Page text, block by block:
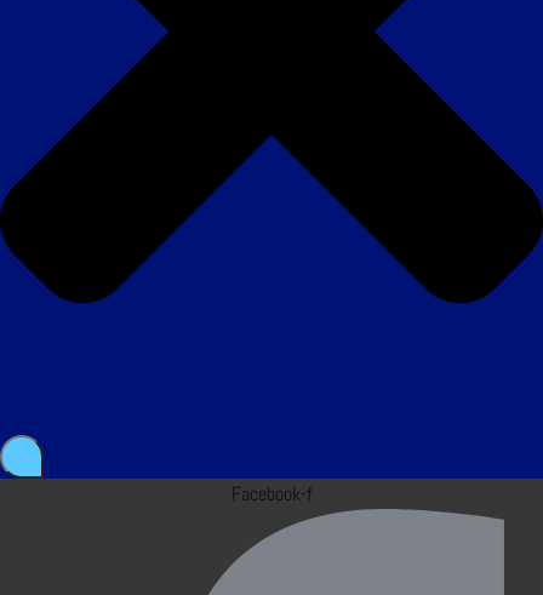
Facebook-f